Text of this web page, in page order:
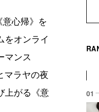
心帰》を
をオンライ
マンス
マラヤの夜
上がる《意